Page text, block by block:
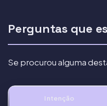
Perguntas que
Se procurou alguma
Intenção